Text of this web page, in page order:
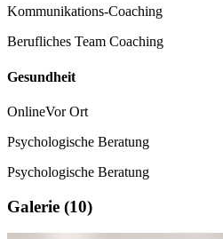
Kommunikations-Coaching
Berufliches Team Coaching
Gesundheit
OnlineVor Ort
Psychologische Beratung
Psychologische Beratung
Galerie (10)